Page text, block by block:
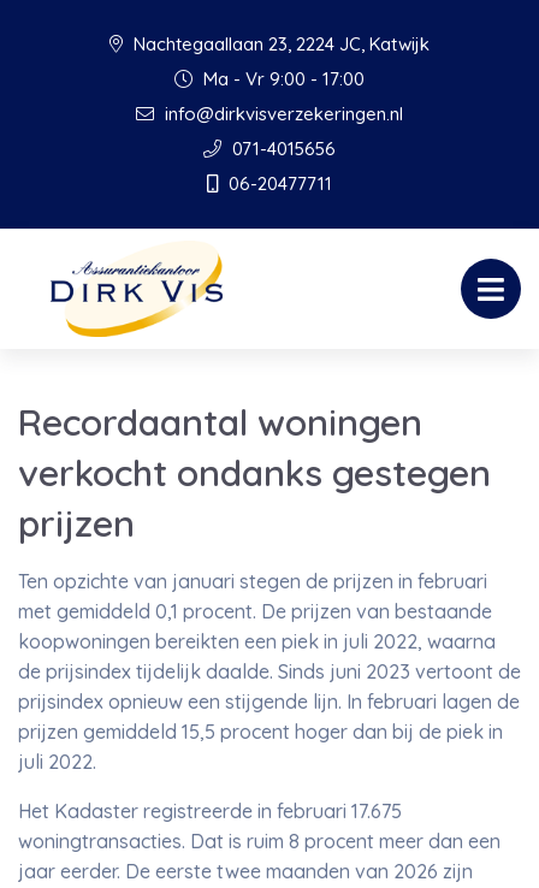
Nachtegaallaan 23, 2224 JC, Katwijk
Ma - Vr 9:00 - 17:00
info@dirkvisverzekeringen.nl
071-4015656
06-20477711
Recordaantal woningen
verkocht ondanks gestegen
prijzen
Ten opzichte van januari stegen de prijzen in februari
met gemiddeld 0,1 procent. De prijzen van bestaande
koopwoningen bereikten een piek in juli 2022, waarna
de prijsindex tijdelijk daalde. Sinds juni 2023 vertoont de
prijsindex opnieuw een stijgende lijn. In februari lagen de
prijzen gemiddeld 15,5 procent hoger dan bij de piek in
juli 2022.
Het Kadaster registreerde in februari 17.675
woningtransacties. Dat is ruim 8 procent meer dan een
jaar eerder. De eerste twee maanden van 2026 zijn